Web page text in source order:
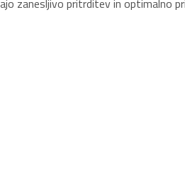
zanesljivo pritrditev in optimalno